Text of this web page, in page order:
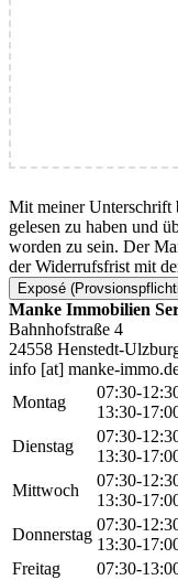
Mit meiner Unterschrift
gelesen zu haben und
worden zu sein. Der
der Widerrufsfrist mit
Manke Immobilien
Bahnhofstraße 4
24558 Henstedt-
info [at] manke-
Montag
07:30-
13:30-
Dienstag
07:30-
13:30-
Mittwoch
07:30-
13:30-
Donnerstag
07:30-
13:30-
Freitag
07:30-